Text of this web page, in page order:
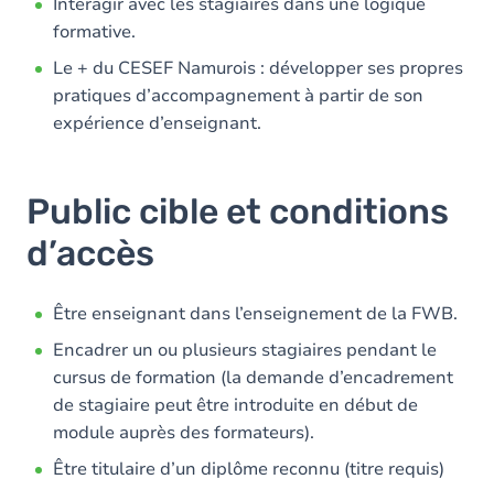
formative.
Le + du CESEF Namurois : développer ses propres
pratiques d’accompagnement à partir de son
expérience d’enseignant.
Public cible et conditions
d’accès
Être enseignant dans l’enseignement de la FWB.
Encadrer un ou plusieurs stagiaires pendant le
cursus de formation (la demande d’encadrement
de stagiaire peut être introduite en début de
module auprès des formateurs).
Être titulaire d’un diplôme reconnu (titre requis)